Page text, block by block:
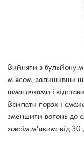
Вийняти з бульйону
м'ясом, залишивши
шматочками і
Всипати горох і
зменшити вогонь до
зовсім м'яким: від